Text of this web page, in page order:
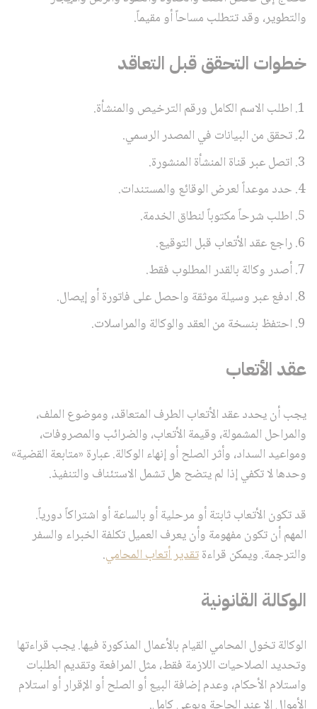
والتطوير، وقد تتطلب مساحاً أو مقيماً.
خطوات التحقق قبل التعاقد
اطلب الاسم الكامل ورقم الترخيص والمنشأة.
تحقق من البيانات في المصدر الرسمي.
اتصل عبر قناة المنشأة المنشورة.
حدد موعداً لعرض الوقائع والمستندات.
اطلب شرحاً مكتوباً لنطاق الخدمة.
راجع عقد الأتعاب قبل التوقيع.
أصدر وكالة بالقدر المطلوب فقط.
ادفع عبر وسيلة موثقة واحصل على فاتورة أو إيصال.
احتفظ بنسخة من العقد والوكالة والمراسلات.
عقد الأتعاب
يجب أن يحدد عقد الأتعاب الطرف المتعاقد، وموضوع الملف،
والمراحل المشمولة، وقيمة الأتعاب، والضرائب والمصروفات،
ومواعيد السداد، وأثر الصلح أو إنهاء الوكالة. عبارة «متابعة القضية»
وحدها لا تكفي إذا لم يتضح هل تشمل الاستئناف والتنفيذ.
قد تكون الأتعاب ثابتة أو مرحلية أو بالساعة أو اشتراكاً دورياً.
المهم أن تكون مفهومة وأن يعرف العميل تكلفة الخبراء والسفر
والترجمة. ويمكن قراءةتقدير أتعاب المحامي.
الوكالة القانونية
الوكالة تخول المحامي القيام بالأعمال المذكورة فيها. يجب قراءتها
وتحديد الصلاحيات اللازمة فقط، مثل المرافعة وتقديم الطلبات
واستلام الأحكام، وعدم إضافة البيع أو الصلح أو الإقرار أو استلام